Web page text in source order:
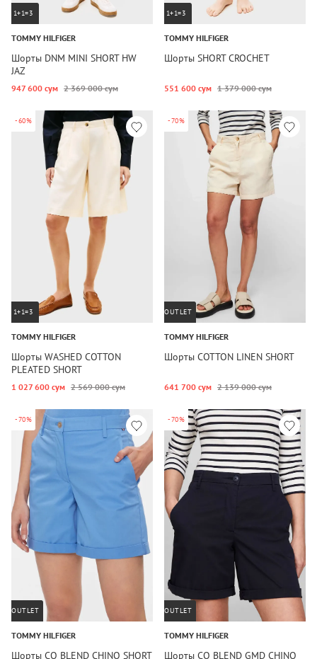
1+1=3
TOMMY HILFIGER
Шорты DNM MINI SHORT HW
JAZ
947 600 сум 2 369 000 сум
1+1=3
TOMMY HILFIGER
Шорты SHORT CROCHET
551 600 сум 1 379 000 сум
-60%
1+1=3
TOMMY HILFIGER
Шорты WASHED COTTON
PLEATED SHORT
1 027 600 сум 2 569 000 сум
-70%
OUTLET
TOMMY HILFIGER
Шорты COTTON LINEN SHORT
641 700 сум 2 139 000 сум
-70%
OUTLET
TOMMY HILFIGER
Шорты CO BLEND CHINO SHORT
-70%
OUTLET
TOMMY HILFIGER
Шорты CO BLEND GMD CHINO